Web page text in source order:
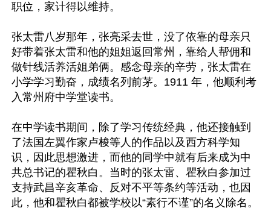
职位，家计得以维持。
张太雷八岁那年，张亮采去世，没了依靠的母亲只
好带着张太雷和他的姐姐返回常州，靠给人帮佣和
做针线活养活姐弟俩。感念母亲的辛劳，张太雷在
小学学习勤奋，成绩名列前茅。1911 年，他顺利考
入常州府中学堂读书。
在中学读书期间，除了学习传统经典，他还接触到
了法国左翼作家卢梭等人的作品以及西方科学知
识，因此思想激进，而他的同学中就有后来成为中
共总书记的瞿秋白。当时的张太雷、瞿秋白参加过
支持武昌辛亥革命、反对不平等条约等活动，也因
此，他和瞿秋白都被学校以“素行不谨”的名义除名。